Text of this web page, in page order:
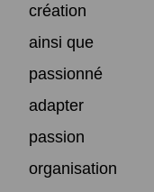
création
ainsi que
passionné
adapter
passion
organisation